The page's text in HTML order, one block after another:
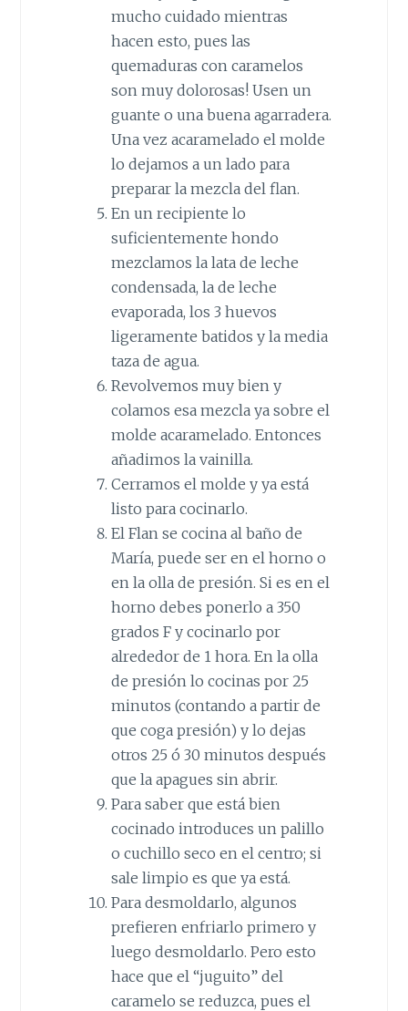
mucho cuidado mientras
hacen esto, pues las
quemaduras con caramelos
son muy dolorosas! Usen un
guante o una buena agarradera.
Una vez acaramelado el molde
lo dejamos a un lado para
preparar la mezcla del flan.
En un recipiente lo
suficientemente hondo
mezclamos la lata de leche
condensada, la de leche
evaporada, los 3 huevos
ligeramente batidos y la media
taza de agua.
Revolvemos muy bien y
colamos esa mezcla ya sobre el
molde acaramelado. Entonces
añadimos la vainilla.
Cerramos el molde y ya está
listo para cocinarlo.
El Flan se cocina al baño de
María, puede ser en el horno o
en la olla de presión. Si es en el
horno debes ponerlo a 350
grados F y cocinarlo por
alrededor de 1 hora. En la olla
de presión lo cocinas por 25
minutos (contando a partir de
que coga presión) y lo dejas
otros 25 ó 30 minutos después
que la apagues sin abrir.
Para saber que está bien
cocinado introduces un palillo
o cuchillo seco en el centro; si
sale limpio es que ya está.
Para desmoldarlo, algunos
prefieren enfriarlo primero y
luego desmoldarlo. Pero esto
hace que el “juguito” del
caramelo se reduzca, pues el